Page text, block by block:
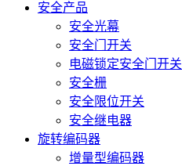
安全产品
安全光幕
安全门开关
电磁锁定安全门开关
安全栅
安全限位开关
安全继电器
旋转编码器
增量型编码器